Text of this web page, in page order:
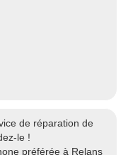
de réparation de
le !
préférée à Relans